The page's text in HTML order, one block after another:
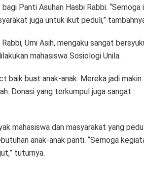
Panti Asuhan Hasbi Rabbi. “Semoga
juga untuk ikut peduli,”
Umi Asih, mengaku sangat
mahasiswa Sosiologi Unila.
baik buat anak-anak. Mereka jadi makin
Donasi yang terkumpul juga sangat
mahasiswa dan masyarakat yang
anak-anak panti. “Semoga
tuturnya.